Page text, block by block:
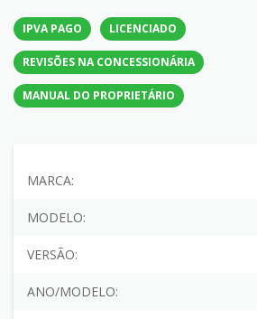
IPVA PAGO LICENCIADO
REVISÕES NA CONCESSIONÁRIA
MANUAL DO PROPRIETÁRIO
MARCA:
MODELO:
VERSÃO:
ANO/MODELO: